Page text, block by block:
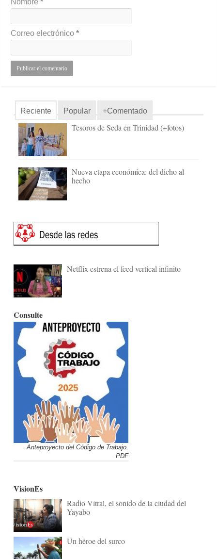
Correo electrónico*
Reciente Popular +Comentado
Tesoros de Seda en Trinidad (+fotos)
Nueva etapa económica: del dicho al
hecho
Netflix estrena el feed vertical infinito
Consulte
Anteproyecto del Código de Trabajo.
PDF
VisionEs
Radio Vitral, el sonido de la ciudad del
Yayabo
Un héroe del surco